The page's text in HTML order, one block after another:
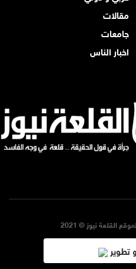
مقالات
جامعات
اخبار الناس
القلعة نيوز © 2021
تطوير